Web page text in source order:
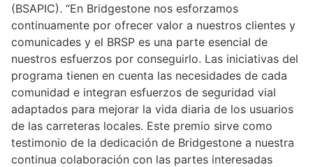
(BSAPIC). “En Bridgestone nos esforzamos
continuamente por ofrecer valor a nuestros clientes y
comunicades y el BRSP es una parte esencial de
nuestros esfuerzos por conseguirlo. Las iniciativas del
programa tienen en cuenta las necesidades de cada
comunidad e integran esfuerzos de seguridad vial
adaptados para mejorar la vida diaria de los usuarios
de las carreteras locales. Este premio sirve como
testimonio de la dedicación de Bridgestone a nuestra
continua colaboración con las partes interesadas